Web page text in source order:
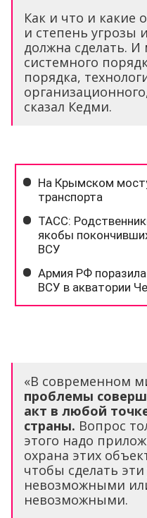
Как и что и какие
и степень угрозы
должна сделать.
системного
порядка,
сказал Кедми.
«В современном
проблемы
акт в любой
страны. Вопрос
этого надо
охрана этих
чтобы сделать эти
невозможными
невозможными.